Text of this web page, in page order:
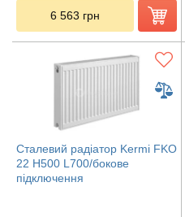
6 563 грн
Сталевий радіатор Kermi FKO
22 H500 L700/бокове
підключення